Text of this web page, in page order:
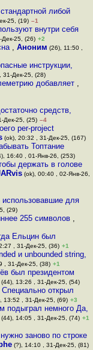
либой
25, (19) –1
внутри себя
25, (26) +2
, Аноним (26), 11:50 ,
инструкции,
31-Дек-25, (28)
добавляет ,
средств,
Дек-25, (25) –4
per-project
(ok), 20:32 , 31-Дек-25, (167)
Топтание
16:40 , 01-Янв-26, (253)
держать в голове
(ok), 00:40 , 02-Янв-26,
для
(29)
255 символов ,
Ельцин был
, 31-Дек-25, (36) +1
и unbounded string,
, 31-Дек-25, (38) +1
был президентом
(44), 13:26 , 31-Дек-25, (54)
открыл
13:52 , 31-Дек-25, (69) +3
подыграл немного Да,
(44), 14:05 , 31-Дек-25, (74) +1
заново по строке
(?), 14:10 , 31-Дек-25, (81)